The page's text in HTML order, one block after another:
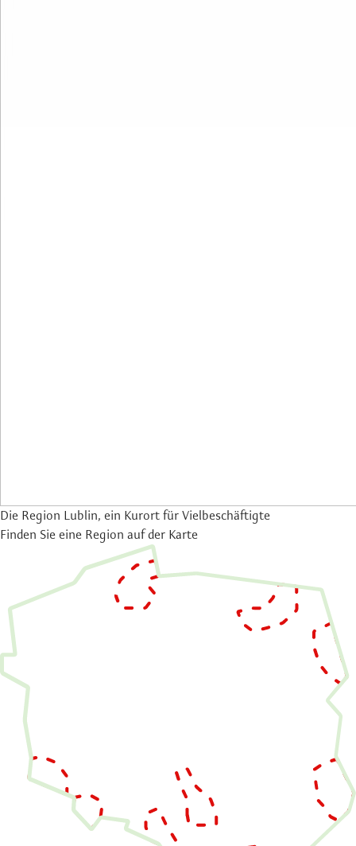
Die Region Lublin, ein Kurort für Vielbeschäftigte
Finden Sie eine Region auf der Karte